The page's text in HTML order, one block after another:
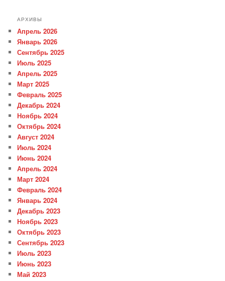
АРХИВЫ
Апрель 2026
Январь 2026
Сентябрь 2025
Июль 2025
Апрель 2025
Март 2025
Февраль 2025
Декабрь 2024
Ноябрь 2024
Октябрь 2024
Август 2024
Июль 2024
Июнь 2024
Апрель 2024
Март 2024
Февраль 2024
Январь 2024
Декабрь 2023
Ноябрь 2023
Октябрь 2023
Сентябрь 2023
Июль 2023
Июнь 2023
Май 2023